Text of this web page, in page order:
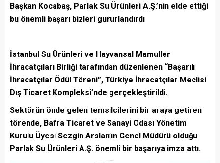
Başkan Kocabaş, Parlak Su Ürünleri A.Ş.’nin elde ettiği
bu önemli başarı bizleri gururlandırdı
İstanbul Su Ürünleri ve Hayvansal Mamuller
İhracatçıları Birliği tarafından düzenlenen “Başarılı
İhracatçılar Ödül Töreni”, Türkiye İhracatçılar Meclisi
Dış Ticaret Kompleksi’nde gerçekleştirildi.
Sektörün önde gelen temsilcilerini bir araya getiren
törende, Bafra Ticaret ve Sanayi Odası Yönetim
Kurulu Üyesi Sezgin Arslan’ın Genel Müdürü olduğu
Parlak Su Ürünleri A.Ş. önemli bir başarıya imza attı.